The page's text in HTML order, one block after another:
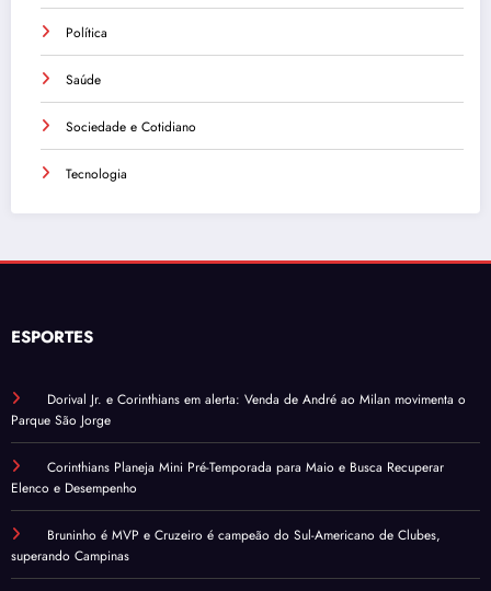
Política
Saúde
Sociedade e Cotidiano
Tecnologia
ESPORTES
Dorival Jr. e Corinthians em alerta: Venda de André ao Milan movimenta o
Parque São Jorge
Corinthians Planeja Mini Pré-Temporada para Maio e Busca Recuperar
Elenco e Desempenho
Bruninho é MVP e Cruzeiro é campeão do Sul-Americano de Clubes,
superando Campinas